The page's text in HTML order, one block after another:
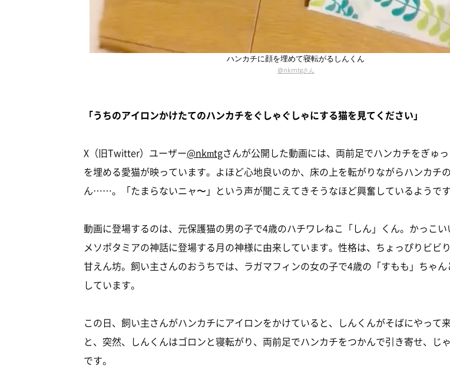
ハンカチに顔を埋めて寝転がるしんくん
@nkmtgさん
「うちのアイロンかけたてのハンカチをぐしゃぐしゃにする猫を見てください」
X（旧Twitter）ユーザー@nkmtgさんが公開した動画には、両前足でハンカチをぎゅ
を埋める愛猫が映っています。よほど心地良いのか、床の上を転がりながらハンカチ
ん……。「たまらないニャ〜」という声が聞こえてきそうなほど興奮しているようです
動画に登場するのは、元保護猫の男の子で4歳のハチワレねこ「しん」くん。かっこい
メソポタミアの神話に登場する月の神様に由来しています。性格は、ちょっぴりビビ
甘えん坊。飼い主さんのおうちでは、ラガマフィンの女の子で4歳の「すもも」ちゃん
しています。
この日、飼い主さんがハンカチにアイロンをかけていると、しんくんがそばにやって
と、突然、しんくんはゴロンと寝転がり、両前足でハンカチをつかんで引き寄せ、じ
です。